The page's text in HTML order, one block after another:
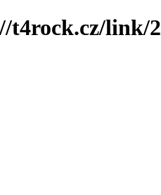
t4rock.cz/link/